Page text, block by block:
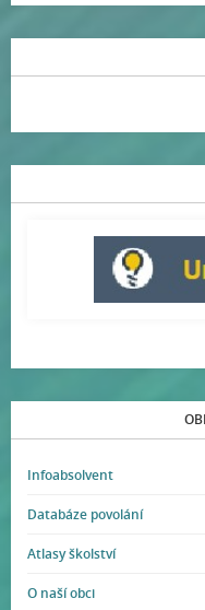
Infoabsolvent
Databáze povolání
Atlasy školství
O naší obci